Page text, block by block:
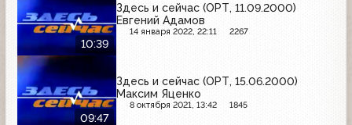
10:39
Здесь и сейчас (ОРТ, 11.09.2000)
Евгений Адамов
14 января 2022, 22:11 2267
09:47
Здесь и сейчас (ОРТ, 15.06.2000)
Максим Яценко
8 октября 2021, 13:42 1845